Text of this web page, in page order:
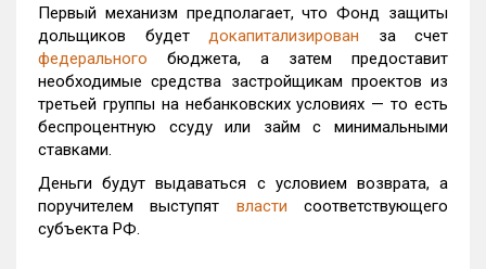
Первый механизм предполагает, что Фонд защиты
дольщиков будет докапитализирован за счет
федерального бюджета, а затем предоставит
необходимые средства застройщикам проектов из
третьей группы на небанковских условиях — то есть
беспроцентную ссуду или займ с минимальными
ставками.
Деньги будут выдаваться с условием возврата, а
поручителем выступят власти соответствующего
субъекта РФ.